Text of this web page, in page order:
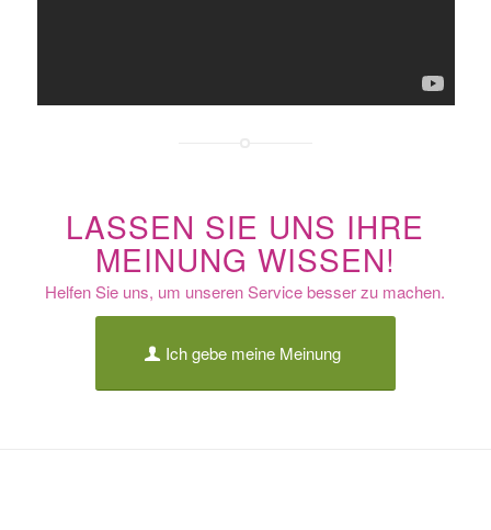
LASSEN SIE UNS IHRE
MEINUNG WISSEN!
Helfen Sie uns, um unseren Service besser zu machen.
Ich gebe meine Meinung